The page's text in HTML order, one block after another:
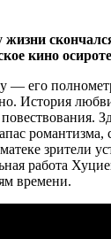
жизни
кино
— его
История
зрители
работа
времени.